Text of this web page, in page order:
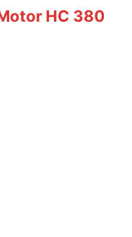
HC 380